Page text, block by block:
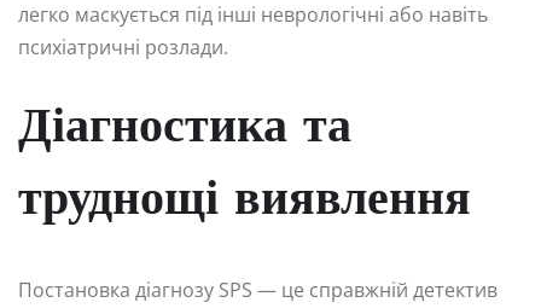
легко маскується під інші неврологічні або навіть
психіатричні розлади.
Діагностика та
труднощі виявлення
Постановка діагнозу SPS — це справжній детектив